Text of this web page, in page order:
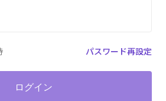
パスワード再設定
ログイン